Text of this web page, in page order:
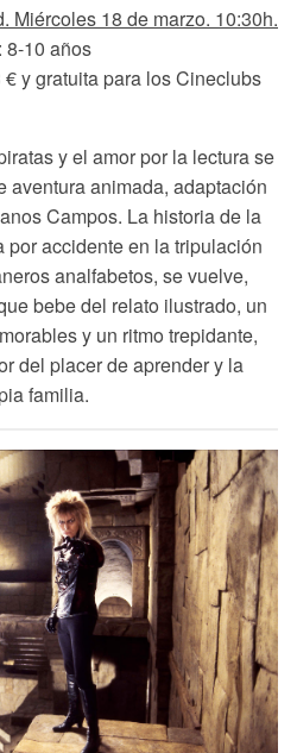
Miércoles 18 de marzo. 10:30h.
8-10 años
y gratuita para los Cineclubs
y el amor por la lectura se
aventura animada, adaptación
Campos. La historia de la
por accidente en la tripulación
analfabetos, se vuelve,
bebe del relato ilustrado, un
y un ritmo trepidante,
del placer de aprender y la
familia.